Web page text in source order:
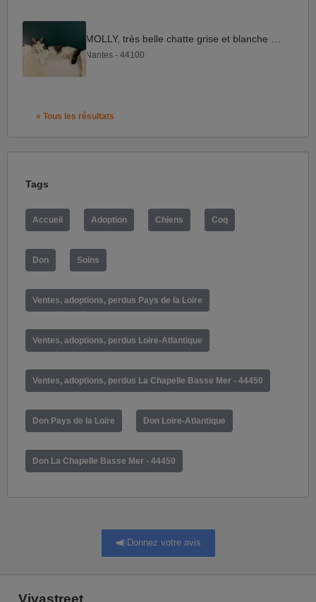
Nantes - 44100
« Tous les résultats
Tags
Accueil Adoption Chiens Coq
Don Soins
Ventes, adoptions, perdus Pays de la Loire
Ventes, adoptions, perdus Loire-Atlantique
Ventes, adoptions, perdus La Chapelle Basse Mer - 44450
Don Pays de la Loire Don Loire-Atlantique
Don La Chapelle Basse Mer - 44450
Donnez votre avis
Vivastreet